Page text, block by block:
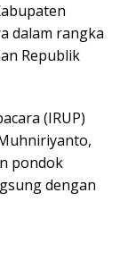
dalam rangka
Republik
(IRUP)
pondok
dengan